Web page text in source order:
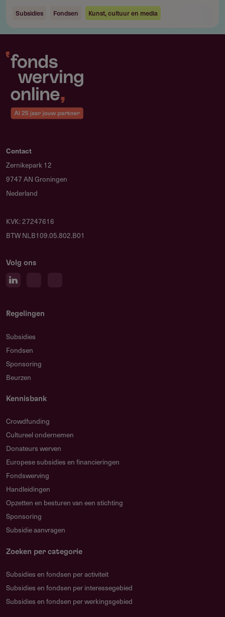
Subsidies Fondsen Kunst, cultuur en media
Contact
Zernikepark 12
9747 AN Groningen
Nederland
KVK: 27247616
BTW NLB109.05.802.B01
Volg ons
Regelingen
Subsidies
Fondsen
Sponsoring
Beurzen
Kennisbank
Crowdfunding
Cultureel ondernemen
Donateurs werven
Europese subsidies en financieringen
Fondswerving
Handleidingen
Opzetten en besturen van een stichting
Sponsoring
Subsidie aanvragen
Zoeken per categorie
Subsidies en fondsen per activiteit
Subsidies en fondsen per interessegebied
Subsidies en fondsen per werkingsgebied